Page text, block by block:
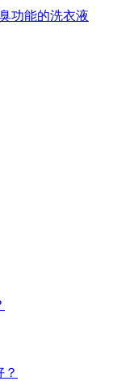
功能的洗衣液